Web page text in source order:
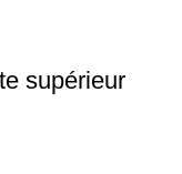
supérieur